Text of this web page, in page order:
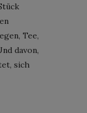
Tee,
davon,
sich